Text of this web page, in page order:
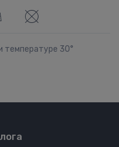
температуре 30°